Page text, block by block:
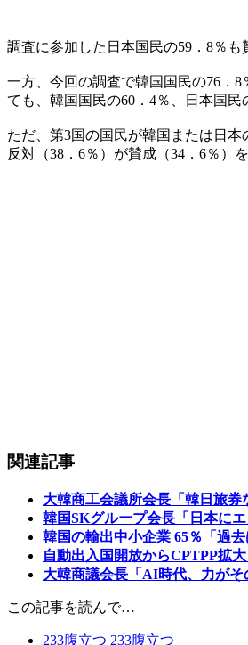
調査に参加した日本国民の59．8％
一方、今回の調査で韓国国民の76．
ても、韓国国民の60．4％、日本国民
ただ、第3国の国民が韓国または日
反対（38．6％）が賛成（34．6％）
関連記事
大韓商工会議所会長「韓日旅
韓国SKグループ会長「日本に
韓国の輸出中小企業 65％「過
自動出入国開放からCPTPP拡
大韓商議会長「AI時代、力が
この記事を読んで…
233腹立つ 233腹立つ